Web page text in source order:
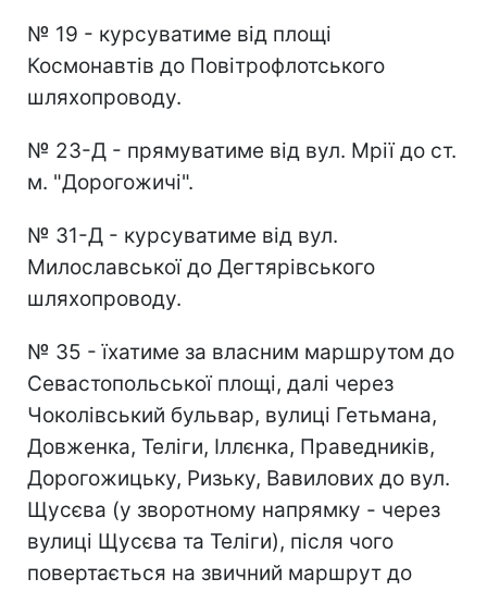
№ 19 - курсуватиме від площі
Космонавтів до Повітрофлотського
шляхопроводу.
№ 23-Д - прямуватиме від вул. Мрії до ст.
м. "Дорогожичі".
№ 31-Д - курсуватиме від вул.
Милославської до Дегтярівського
шляхопроводу.
№ 35 - їхатиме за власним маршрутом до
Севастопольської площі, далі через
Чоколівський бульвар, вулиці Гетьмана,
Довженка, Теліги, Іллєнка, Праведників,
Дорогожицьку, Ризьку, Вавилових до вул.
Щусєва (у зворотному напрямку - через
вулиці Щусєва та Теліги), після чого
повертається на звичний маршрут до